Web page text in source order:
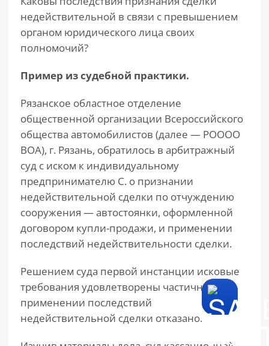
недействительной в связи с превышением
органом юридического лица своих
полномочий?
Пример из судебной практики.
Рязанское областное отделение
общественной организации Всероссийского
общества автомобилистов (далее — РОООО
ВОА), г. Рязань, обратилось в арбитражный
суд с иском к индивидуальному
предпринимателю С. о признании
недействительной сделки по отчуждению
сооружения — автостоянки, оформленной
договором купли-продажи, и применении
последствий недействительности сделки.
Решением суда первой инстанции исковые
требования удовлетворены частично, в
применении последствий
недействительной сделки отказано.